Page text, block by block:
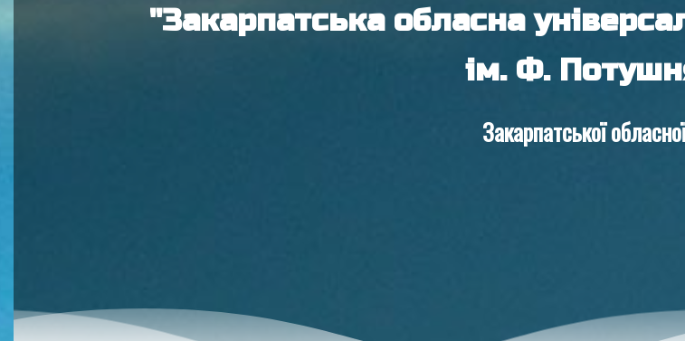
"Закарпатська обласна
ім. Ф.
Закарпатської